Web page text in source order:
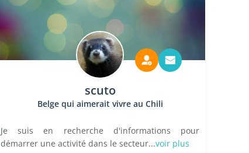
scuto
Belge qui aimerait vivre au Chili
Je suis en recherche d'informations pour
démarrer une activité dans le secteur...voir plus